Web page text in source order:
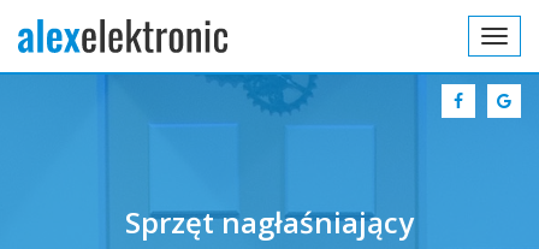
Sprzęt nagłaśniający